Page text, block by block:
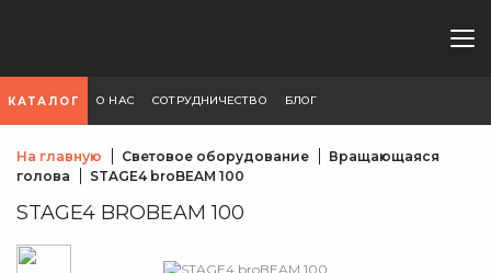
КАТАЛОГ О НАС СОТРУДНИЧЕСТВО БЛОГ
На главную Световое оборудование
Вращающаяся
голова
STAGE4 broBEAM 100
STAGE4 BROBEAM 100